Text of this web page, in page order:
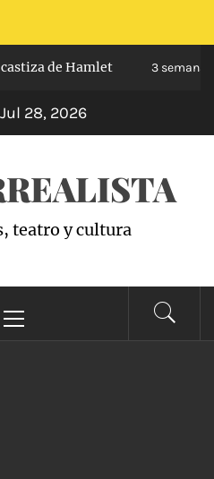
de Hamlet 3 semanas
28, 2026
teatro y cultura
principal